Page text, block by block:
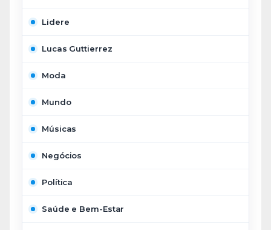
Lidere
Lucas Guttierrez
Moda
Mundo
Músicas
Negócios
Política
Saúde e Bem-Estar